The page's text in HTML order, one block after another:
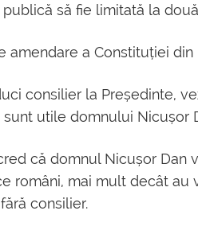
să fie limitată la
amendare a Constituției din
consilier la Președinte,
utile domnului Nicușor
că domnul Nicușor
români, mai mult decât au
consilier.